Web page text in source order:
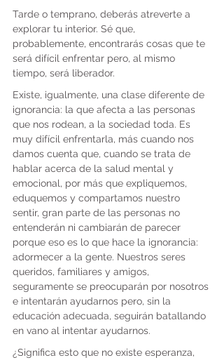
Tarde o temprano, deberás atreverte a
explorar tu interior. Sé que,
probablemente, encontrarás cosas que te
será difícil enfrentar pero, al mismo
tiempo, será liberador.
Existe, igualmente, una clase diferente de
ignorancia: la que afecta a las personas
que nos rodean, a la sociedad toda. Es
muy difícil enfrentarla, más cuando nos
damos cuenta que, cuando se trata de
hablar acerca de la salud mental y
emocional, por más que expliquemos,
eduquemos y compartamos nuestro
sentir, gran parte de las personas no
entenderán ni cambiarán de parecer
porque eso es lo que hace la ignorancia:
adormecer a la gente. Nuestros seres
queridos, familiares y amigos,
seguramente se preocuparán por nosotros
e intentarán ayudarnos pero, sin la
educación adecuada, seguirán batallando
en vano al intentar ayudarnos.
¿Significa esto que no existe esperanza,